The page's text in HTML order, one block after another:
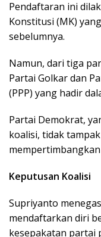
Pendaftaran ini
Konstitusi (MK)
sebelumnya.
Namun, dari tiga
Partai Golkar dan
(PPP) yang hadir
Partai Demokrat,
koalisi, tidak
Keputusan Koalisi
Supriyanto
mendaftarkan diri
kesepakatan partai